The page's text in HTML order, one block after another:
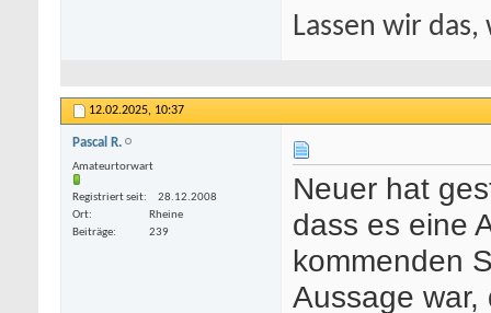
Lassen wir
12.02.2025, 10:37
Pascal R.
Amateurtorwart
Registriert seit
28.12.2008
Ort
Rheine
Beiträge
239
Neuer hat
dass es eine
kommenden
Aussage